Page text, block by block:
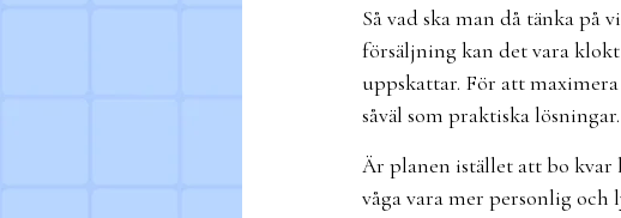
Så vad ska man då tänka
försäljning kan det vara
uppskattar. För att
såväl som praktiska lösningar.
Är planen istället att bo kvar
våga vara mer personlig och